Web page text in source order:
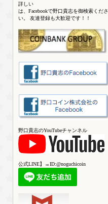
詳しい
は、Facebookで野口貴志を御検索くださ
い。 友達登録も大歓迎です！！
野口貴志のYouTubeチャンネル
公式LINE】→ID:@noguchicoin